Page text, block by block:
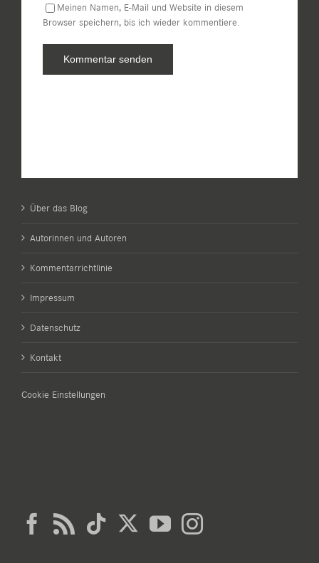
Meinen Namen, E-Mail und Website in diesem
Browser speichern, bis ich wieder kommentiere.
Über das Blog
Autorinnen und Autoren
Kommentarrichtlinie
Impressum
Datenschutz
Kontakt
Cookie Einstellungen